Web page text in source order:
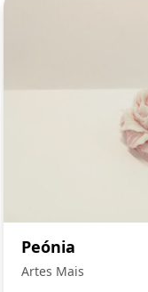
Peónia
Artes Mais